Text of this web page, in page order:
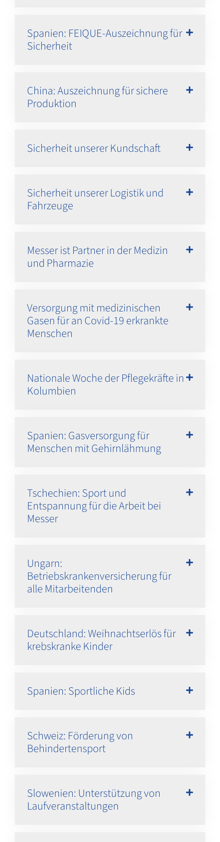
Spanien: FEIQUE-Auszeichnung für
Sicherheit
China: Auszeichnung für sichere
Produktion
Sicherheit unserer Kundschaft
Sicherheit unserer Logistik und
Fahrzeuge
Messer ist Partner in der Medizin
und Pharmazie
Versorgung mit medizinischen
Gasen für an Covid-19 erkrankte
Menschen
Nationale Woche der Pflegekräfte in
Kolumbien
Spanien: Gasversorgung für
Menschen mit Gehirnlähmung
Tschechien: Sport und
Entspannung für die Arbeit bei
Messer
Ungarn:
Betriebskrankenversicherung für
alle Mitarbeitenden
Deutschland: Weihnachtserlös für
krebskranke Kinder
Spanien: Sportliche Kids
Schweiz: Förderung von
Behindertensport
Slowenien: Unterstützung von
Laufveranstaltungen